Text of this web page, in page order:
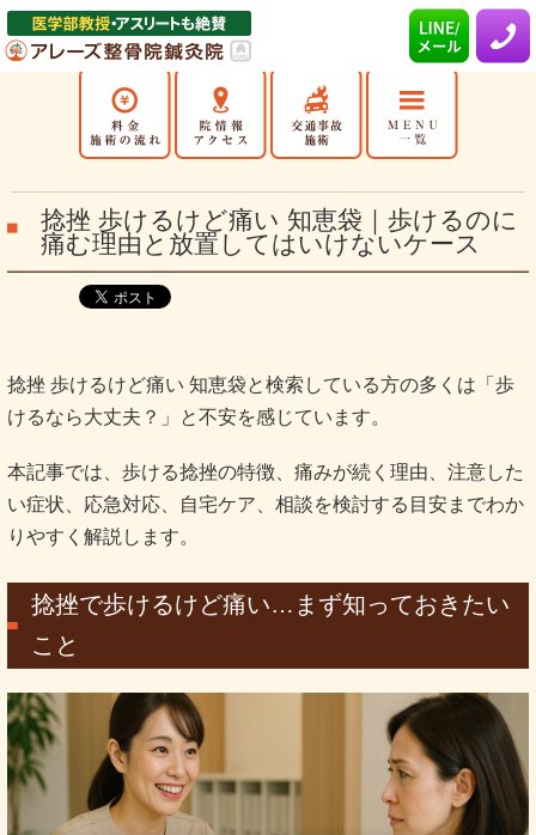
捻挫 歩けるけど痛い 知恵袋｜歩けるのに
痛む理由と放置してはいけないケース
捻挫 歩けるけど痛い 知恵袋と検索している方の多くは「歩
けるなら大丈夫？」と不安を感じています。
本記事では、歩ける捻挫の特徴、痛みが続く理由、注意した
い症状、応急対応、自宅ケア、相談を検討する目安までわか
りやすく解説します。
捻挫で歩けるけど痛い…まず知っておきたい
こと